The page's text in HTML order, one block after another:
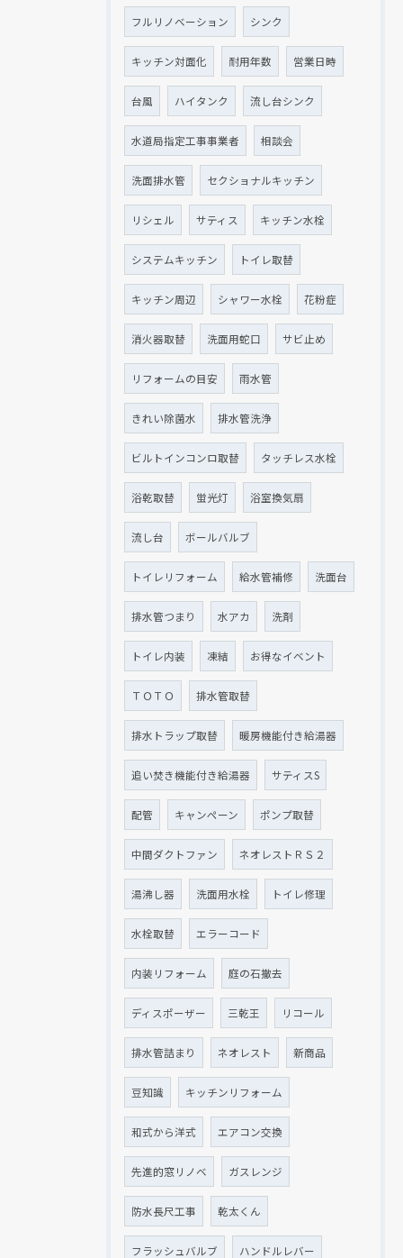
フルリノベーション シンク
キッチン対面化 耐用年数 営業日時
台風 ハイタンク 流し台シンク
水道局指定工事事業者 相談会
洗面排水管 セクショナルキッチン
リシェル サティス キッチン水栓
システムキッチン トイレ取替
キッチン周辺 シャワー水栓 花粉症
消火器取替 洗面用蛇口 サビ止め
リフォームの目安 雨水管
きれい除菌水 排水管洗浄
ビルトインコンロ取替 タッチレス水栓
浴乾取替 蛍光灯 浴室換気扇
流し台 ボールバルブ
トイレリフォーム 給水管補修 洗面台
排水管つまり 水アカ 洗剤
トイレ内装 凍結 お得なイベント
ＴＯＴＯ 排水管取替
排水トラップ取替 暖房機能付き給湯器
追い焚き機能付き給湯器 サティスS
配管 キャンペーン ポンプ取替
中間ダクトファン ネオレストＲＳ２
湯沸し器 洗面用水栓 トイレ修理
水栓取替 エラーコード
内装リフォーム 庭の石撤去
ディスポーザー 三乾王 リコール
排水管詰まり ネオレスト 新商品
豆知識 キッチンリフォーム
和式から洋式 エアコン交換
先進的窓リノベ ガスレンジ
防水長尺工事 乾太くん
フラッシュバルブ ハンドルレバー